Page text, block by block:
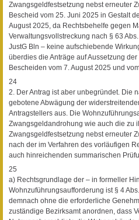
Zwangsgeldfestsetzung nebst erneuter
Bescheid vom 25. Juni 2025 in Gestalt
August 2025, da Rechtsbehelfe gegen
Verwaltungsvollstreckung nach § 63
JustG Bln – keine aufschiebende
überdies die Anträge auf Aussetzung
Bescheiden vom 7. August 2025 und
24
2. Der Antrag ist aber unbegründet. Die
gebotene Abwägung der
Antragstellers aus. Die
Zwangsgeldandrohung wie auch die zu
Zwangsgeldfestsetzung nebst erneuter
nach der im Verfahren des vorläufigen
auch hinreichenden summarischen
25
a) Rechtsgrundlage der – in formeller
Wohnzuführungsaufforderung ist § 4
demnach ohne die erforderliche
zuständige Bezirksamt anordnen, dass